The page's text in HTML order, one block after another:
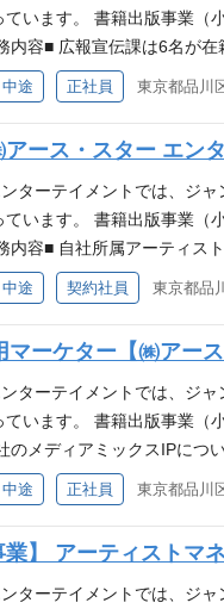
ォーム生配信等）にお
３点のほか、 プレスリリ
の立案実施 宣材ディレク
ンナー広報 等もご担当い
不問） ※ポテンシャル採
モーション（①Twitter(X)
】 宣伝広報企画立ち上げ
やアイドル、Vtuberなど
せるのが好きなアイディ
ーテイメントについて】
らも是非ご覧ください！
います。 書籍出版事業
容■ 広報宣伝課は6名が
くれるメンバーを募集い
版事業部専任2名（2026年
て、プロジェクトメンバ
後の具体的な業務(即時)
各種プラットフォーム生
年間計画の立案実施 プ
タイアップ、コラボレー
ツールを活用した効果測
数年以内のIPOを目指し
は宣伝に関する業務経験
満たない方でも是非ご
実績が継続で1年以上
メンバーと双方向コミュ
る方 当社のマインド及び
対する思いやりとスピー
ポレートサイト https://
中途 正社員 東京都品川
ース・スター エン
ターテイメントでは、ジ
います。 書籍出版事業
容■ 自社所属アーティス
ご担当いただきます。ま
) アーティストの年間／
変更の範囲) 変更無し ■当
メ化・ゲーム化・声優に
リーム】【補講男子】【
ジナルIPの企画を進めて
ク）】https://
速かつ丁寧に行える方
▼社員インタビ
中途 契約社員 東京都品
ーケター【㈱アー
ターテイメントでは、ジ
います。 書籍出版事業
メディアミックスIPに
ライブ等をパートナーを
に関わることができます
【補講男子】 https://
チャンネルにおいて
中途 正社員 東京都品川
業】 アーティストマ
ターテイメントでは、ジ